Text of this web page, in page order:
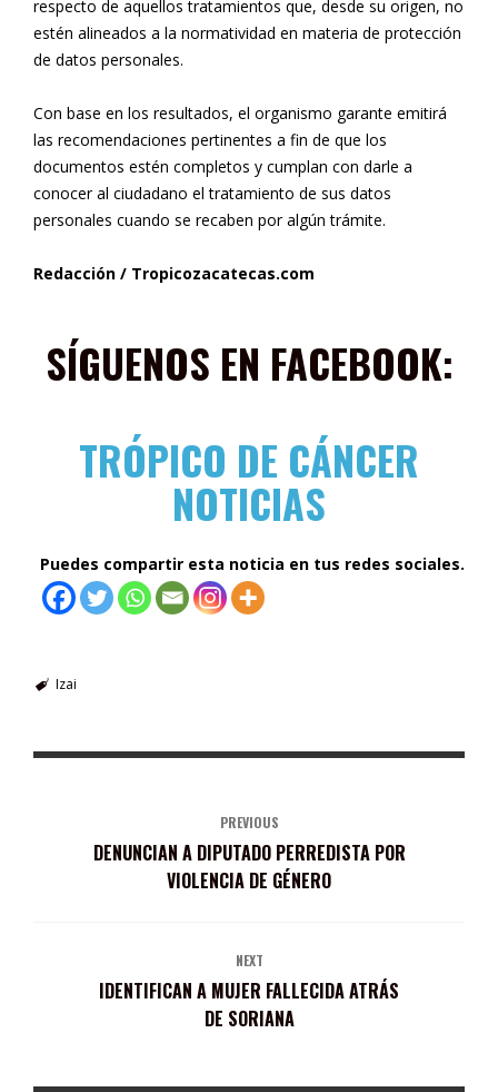
respecto de aquellos tratamientos que, desde su origen, no
estén alineados a la normatividad en materia de protección
de datos personales.
Con base en los resultados, el organismo garante emitirá
las recomendaciones pertinentes a fin de que los
documentos estén completos y cumplan con darle a
conocer al ciudadano el tratamiento de sus datos
personales cuando se recaben por algún trámite.
Redacción / Tropicozacatecas.com
SÍGUENOS EN FACEBOOK:
TRÓPICO DE CÁNCER
NOTICIAS
Puedes compartir esta noticia en tus redes sociales.
Izai
PREVIOUS
DENUNCIAN A DIPUTADO PERREDISTA POR
VIOLENCIA DE GÉNERO
NEXT
IDENTIFICAN A MUJER FALLECIDA ATRÁS
DE SORIANA